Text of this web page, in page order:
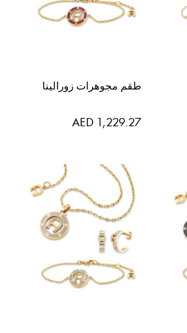
طقم مجوهرات زورالينا
AED 1,229.27